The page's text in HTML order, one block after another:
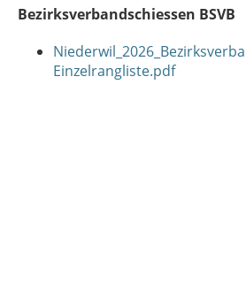
Bezirksverbandschiessen BSVB
Einzelrangliste.pdf